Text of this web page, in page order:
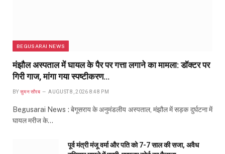
BEGUSARAI NEWS
मंझौल अस्पताल में घायल के पैर पर गत्ता लगाने का मामला: डॉक्टर पर
गिरी गाज, मांगा गया स्पष्टीकरण…
BY सुमन सौरब AUGUST 8, 2026 8:48 PM
Begusarai News : बेगूसराय के अनुमंडलीय अस्पताल, मंझौल में सड़क दुर्घटना में
घायल मरीज के…
पूर्व मंत्री मंजू वर्मा और पति को 7-7 साल की सजा, अवैध